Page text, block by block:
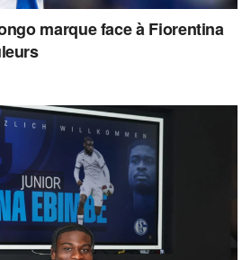
marque face à Fiorentina